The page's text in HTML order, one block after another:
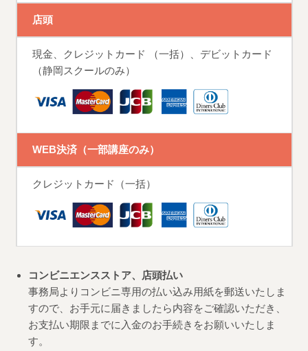
店頭
現金、クレジットカード （一括）、デビットカード
（静岡スクールのみ）
WEB決済（一部講座のみ）
クレジットカード（一括）
コンビニエンスストア、店頭払い
事務局よりコンビニ専用の払い込み用紙を郵送いたしま
すので、お手元に届きましたら内容をご確認いただき、
お支払い期限までに入金のお手続きをお願いいたしま
す。